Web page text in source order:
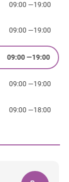
09:00 —19:00
09:00 —19:00
09:00—19:00
09:00 —19:00
09:00 —18:00